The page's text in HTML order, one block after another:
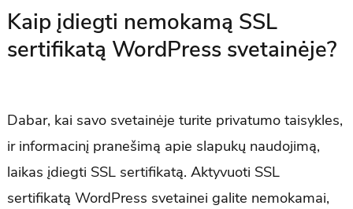
Kaip įdiegti nemokamą SSL
sertifikatą WordPress svetainėje?
Dabar, kai savo svetainėje turite privatumo taisykles,
ir informacinį pranešimą apie slapukų naudojimą,
laikas įdiegti SSL sertifikatą. Aktyvuoti SSL
sertifikatą WordPress svetainei galite nemokamai,